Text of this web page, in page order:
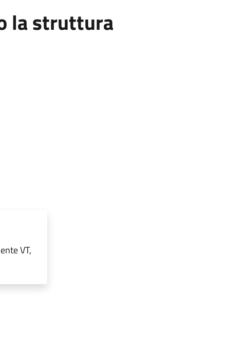
la struttura
VT,